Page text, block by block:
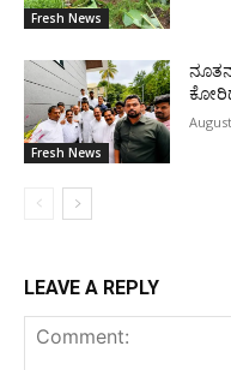
Fresh News
Fresh News
LEAVE A REPLY